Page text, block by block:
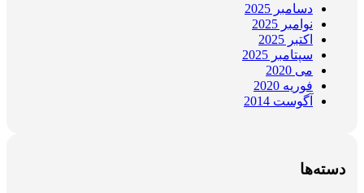
دسامبر 2025
نوامبر 2025
اکتبر 2025
سپتامبر 2025
می 2020
فوریه 2020
آگوست 2014
دسته‌ها